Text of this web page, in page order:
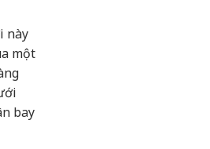
này
một
bay